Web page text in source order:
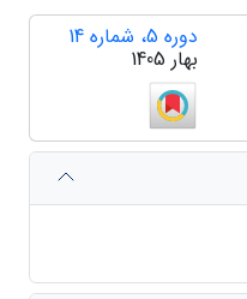
دوره 5، شماره 14
بهار 1405